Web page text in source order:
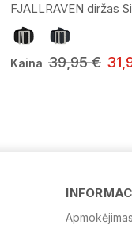
FJALLRAVEN diržas
Kaina 39,95 €
Apmokėjimas